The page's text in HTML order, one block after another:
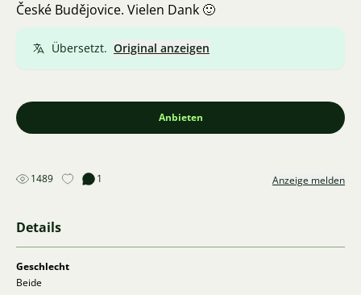
České Budějovice. Vielen Dank 🙂
Übersetzt. Original anzeigen
Anbieten
1489 1 Anzeige melden
Details
Geschlecht
Beide